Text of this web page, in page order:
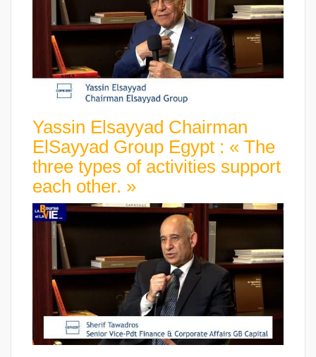
Yassin Elsayyad Chairman
ElSayyad Group Egypt : « The
three types of activities support
each other. »